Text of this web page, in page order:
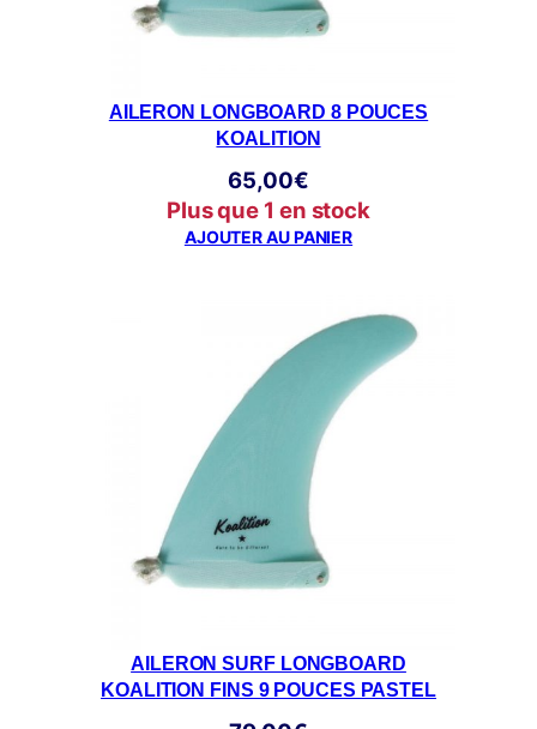
AILERON LONGBOARD 8 POUCES
KOALITION
65,00€
Plus que 1 en stock
AJOUTER AU PANIER
AILERON SURF LONGBOARD
KOALITION FINS 9 POUCES PASTEL